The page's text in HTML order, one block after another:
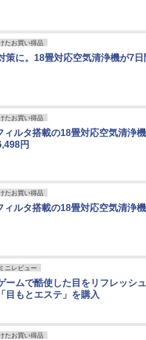
たお買い得品
策に。18畳対応空気清浄機が7日
たお買い得品
ィルタ搭載の18畳対応空気清浄
円
たお買い得品
ィルタ搭載の18畳対応空気清浄
ニレビュー
ームで酷使した目をリフレッシ
目もとエステ」を購入
たお買い得品